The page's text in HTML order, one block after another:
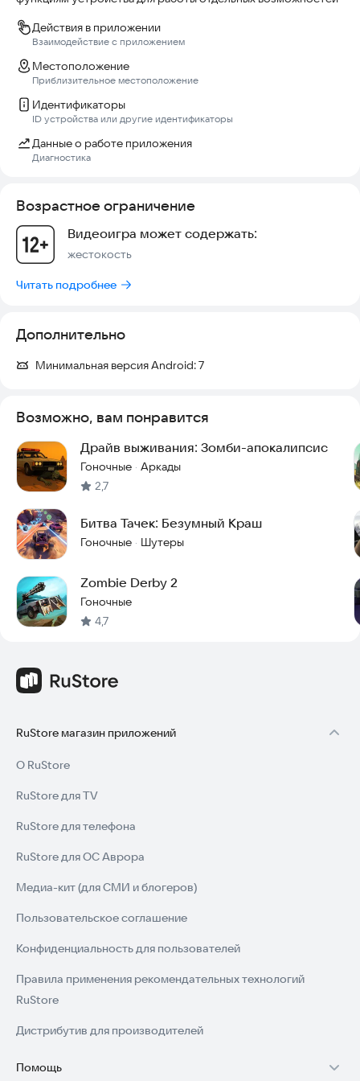
награды, улучшай технику и докажи, что именно ты способен
выжить в этих смертельных гонках.
красивые взрывы и массовое уничтожение зомби — Зомби
Апокалипсис Гонки подарит тебе напряжённый и
захватывающий игровой опыт.
Действия в приложении
Взаимодействие с приложением
Местоположение
Приблизительное местоположение
Идентификаторы
ID устройства или другие идентификаторы
Данные о работе приложения
Диагностика
Возрастное ограничение
Видеоигра может содержать:
жестокость
Читать подробнее
Дополнительно
Минимальная версия Android:7
Возможно, вам понравится
Драйв выживания: Зомби-апокалипсис
Гоночные · Аркады
2,7
Битва Тачек: Безумный Краш
Гоночные · Шутеры
Zombie Derby 2
Гоночные
4,7
RuStore магазин приложений
О RuStore
RuStore для TV
RuStore для телефона
RuStore для ОС Аврора
Медиа-кит (для СМИ и блогеров)
Пользовательское соглашение
Конфиденциальность для пользователей
Правила применения рекомендательных технологий
RuStore
Дистрибутив для производителей
Помощь